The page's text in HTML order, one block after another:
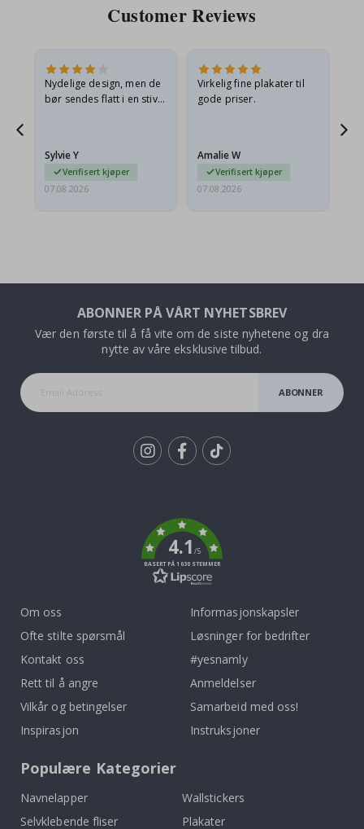
Customer Reviews
Nydelige design, men de
bør sendes flatt i en stiv
Sylvie Y
Verifisert kjøper
07.08.2026
Virkelig fine plakater til
gode priser.
Amalie W
Verifisert kjøper
07.08.2026
ABONNER PÅ VÅRT NYHETSBREV
Vær den første til å få vite om de siste nyhetene og dra
nytte av våre eksklusive tilbud.
ABONNER
4.1/5
BASERT PÅ 1030 STEMMER
Om oss
Ofte stilte spørsmål
Kontakt oss
Rett til å angre
Vilkår og betingelser
Inspirasjon
Informasjonskapsler
Løsninger for bedrifter
#yesnamly
Anmeldelser
Samarbeid med oss!
Instruksjoner
Populære Kategorier
Navnelapper
Wallstickers
Selvklebende fliser
Plakater